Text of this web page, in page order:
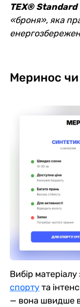
TEX® Standard
«броня», яка
Меринос
Вибір
спортута
— вона швидше